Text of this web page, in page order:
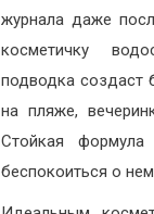
журнала даже
косметичку
подводка создаст
на пляже,
Стойкая
беспокоиться о